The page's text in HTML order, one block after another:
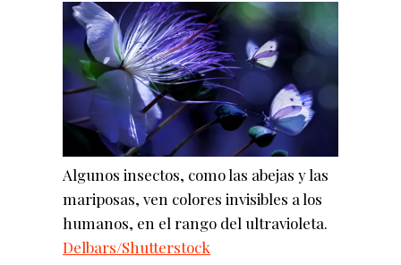
Algunos insectos, como las abejas y las
mariposas, ven colores invisibles a los
humanos, en el rango del ultravioleta.
Delbars/Shutterstock